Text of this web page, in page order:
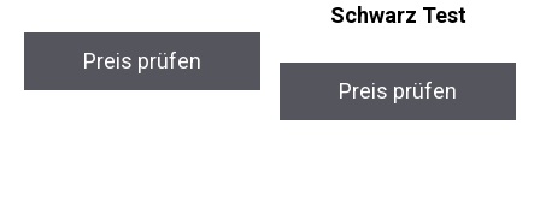
Preis prüfen
Schwarz Test
Preis prüfen